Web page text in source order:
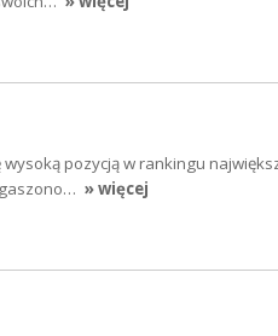
pozycją w rankingu
» więcej